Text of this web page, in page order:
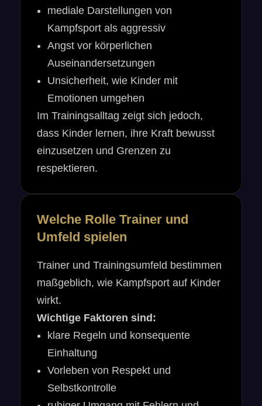
mediale Darstellungen von
Kampfsport als aggressiv
Angst vor körperlichen
Auseinandersetzungen
Unsicherheit, wie Kinder mit
Emotionen umgehen
Im Trainingsalltag zeigt sich jedoch,
dass Kinder lernen, ihre Kraft bewusst
einzusetzen und Grenzen zu
respektieren.
Welche Rolle Trainer und
Umfeld spielen
Trainer und Trainingsumfeld bestimmen
maßgeblich, wie Kampfsport auf Kinder
wirkt.
Wichtige Faktoren sind:
klare Regeln und konsequente
Einhaltung
Vorleben von Respekt und
Selbstkontrolle